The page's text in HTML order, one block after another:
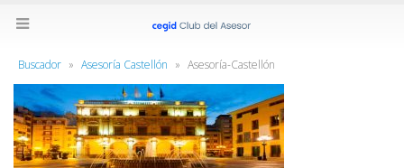
Buscador » Asesoría Castellón » Asesoría-Castellón